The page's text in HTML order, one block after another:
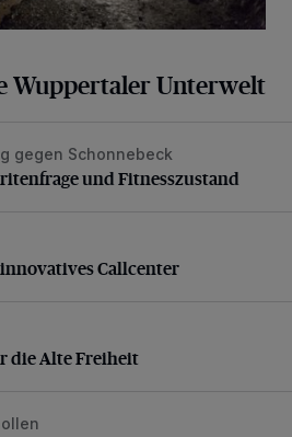
Wuppertaler Unterwelt
und Fitnesszustand
gegen Schonnebeck
und Fitnesszustand
Callcenter
Callcenter
Alte Freiheit
die Alte Freiheit
tot aufgefunden